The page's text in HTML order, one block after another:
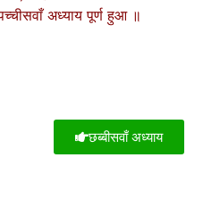
अध्याय पूर्ण हुआ ॥
छब्बीसवाँ अध्याय